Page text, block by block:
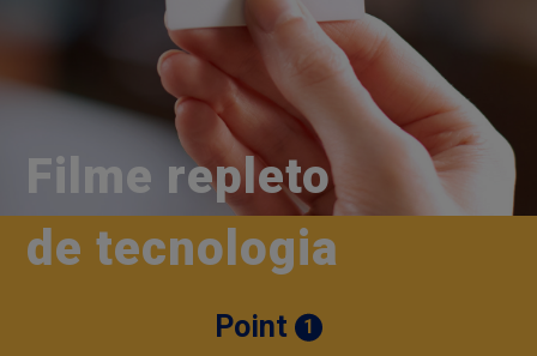
Filme repleto
de tecnologia
Point 1